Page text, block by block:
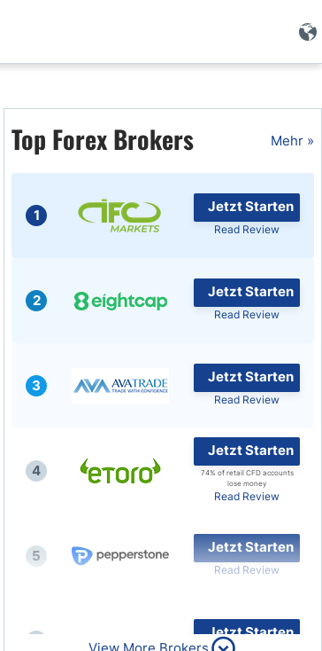
Forex Artikel
Top Forex Brokers Mehr »
1
Jetzt Starten
Read Review
2
Jetzt Starten
Read Review
3
Jetzt Starten
Read Review
4
Jetzt Starten
74% of retail CFD accounts
lose money
Read Review
5
Jetzt Starten
Read Review
Jetzt Starten